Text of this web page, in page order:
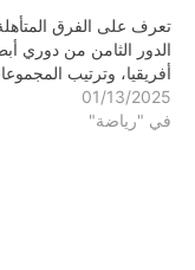
تعرف على الفرق
الدور الثامن من دوري
أفريقيا، وترتيب
01/13/2025
في "رياضة"